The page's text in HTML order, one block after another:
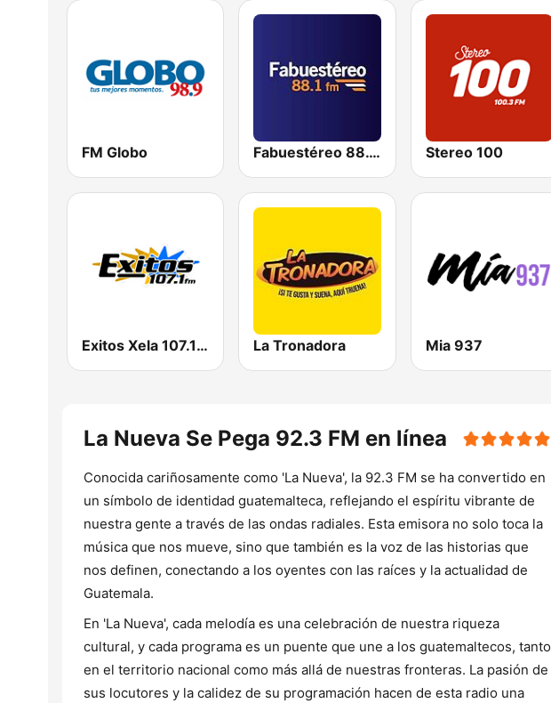
FM Globo Fabuestéreo 88.1 FM Stereo 100
Exitos Xela 107.1 FM La Tronadora Mia 937
La Nueva Se Pega 92.3 FM en línea
Conocida cariñosamente como 'La Nueva', la 92.3 FM se ha convertido en
un símbolo de identidad guatemalteca, reflejando el espíritu vibrante de
nuestra gente a través de las ondas radiales. Esta emisora no solo toca la
música que nos mueve, sino que también es la voz de las historias que
nos definen, conectando a los oyentes con las raíces y la actualidad de
Guatemala.
En 'La Nueva', cada melodía es una celebración de nuestra riqueza
cultural, y cada programa es un puente que une a los guatemaltecos, tanto
en el territorio nacional como más allá de nuestras fronteras. La pasión de
sus locutores y la calidez de su programación hacen de esta radio una